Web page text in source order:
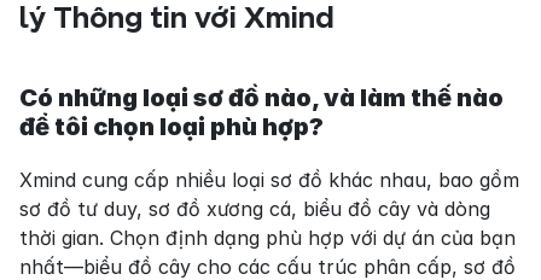
lý Thông tin với Xmind
Có những loại sơ đồ nào, và làm thế nào
để tôi chọn loại phù hợp?
Xmind cung cấp nhiều loại sơ đồ khác nhau, bao gồm
sơ đồ tư duy, sơ đồ xương cá, biểu đồ cây và dòng
thời gian. Chọn định dạng phù hợp với dự án của bạn
nhất—biểu đồ cây cho các cấu trúc phân cấp, sơ đồ